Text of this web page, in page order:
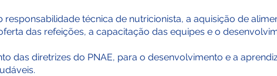
técnica de nutricionista, a aquisição de
das refeições, a capacitação das equipes e o
das diretrizes do PNAE, para o desenvolvimento e a